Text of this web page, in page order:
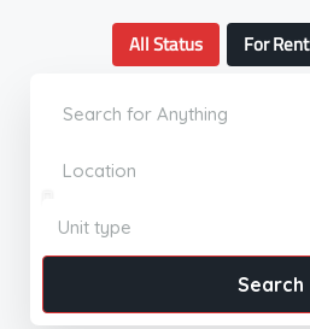
All Status For Rent
Unit type
Search